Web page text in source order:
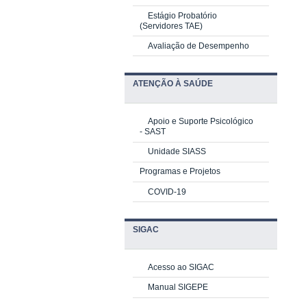
Estágio Probatório
(Servidores TAE)
Avaliação de Desempenho
ATENÇÃO À SAÚDE
Apoio e Suporte Psicológico
- SAST
Unidade SIASS
Programas e Projetos
COVID-19
SIGAC
Acesso ao SIGAC
Manual SIGEPE